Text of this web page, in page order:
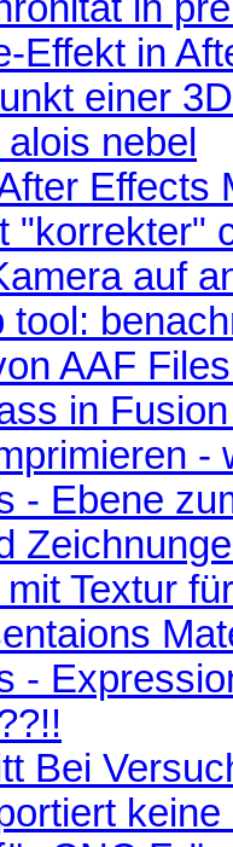
Effekt in
einer
nebel
Effects
"korrekter"
auf
tool:
AAF
in
-
- Ebene
Textur
-
Bei